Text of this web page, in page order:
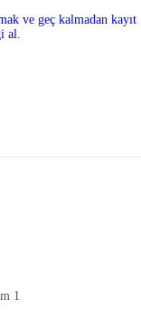
ve geç kalmadan kayıt
al.
1